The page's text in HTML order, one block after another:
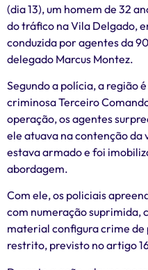
(dia 13), um homem de 32
do tráfico na Vila Delgado,
conduzida por agentes da
delegado Marcus Montez.
Segundo a polícia, a região
criminosa Terceiro
operação, os agentes
ele atuava na contenção da
estava armado e foi
abordagem.
Com ele, os policiais
com numeração suprimida,
material configura crime de
restrito, previsto no artigo